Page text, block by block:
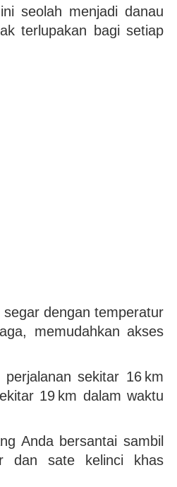
seolah menjadi danau
terlupakan bagi setiap
dengan temperatur
memudahkan akses
sekitar 16 km
19 km dalam waktu
Anda bersantai sambil
dan sate kelinci khas